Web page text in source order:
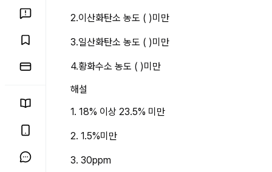
2.이산화탄소 농도 ( )미만
3.일산화탄소 농도 ( )미만
4.황화수소 농도 ( )미만
해설
1. 18% 이상 23.5% 미만
2. 1.5%미만
3. 30ppm